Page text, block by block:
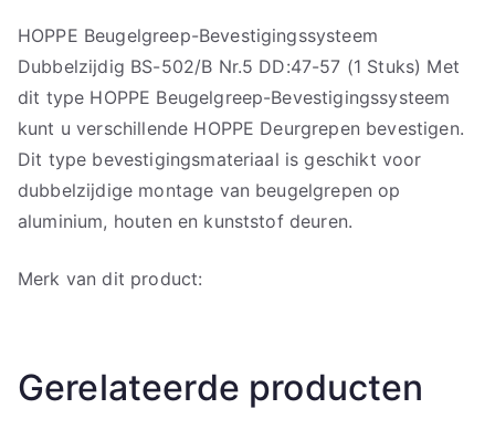
HOPPE Beugelgreep-Bevestigingssysteem
Dubbelzijdig BS-502/B Nr.5 DD:47-57 (1 Stuks) Met
dit type HOPPE Beugelgreep-Bevestigingssysteem
kunt u verschillende HOPPE Deurgrepen bevestigen.
Dit type bevestigingsmateriaal is geschikt voor
dubbelzijdige montage van beugelgrepen op
aluminium, houten en kunststof deuren.
Merk van dit product:
Gerelateerde producten